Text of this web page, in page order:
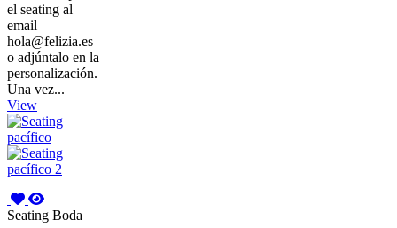
el seating al
email
hola@felizia.es
o adjúntalo en la
personalización.
Una vez...
View
Seating Boda